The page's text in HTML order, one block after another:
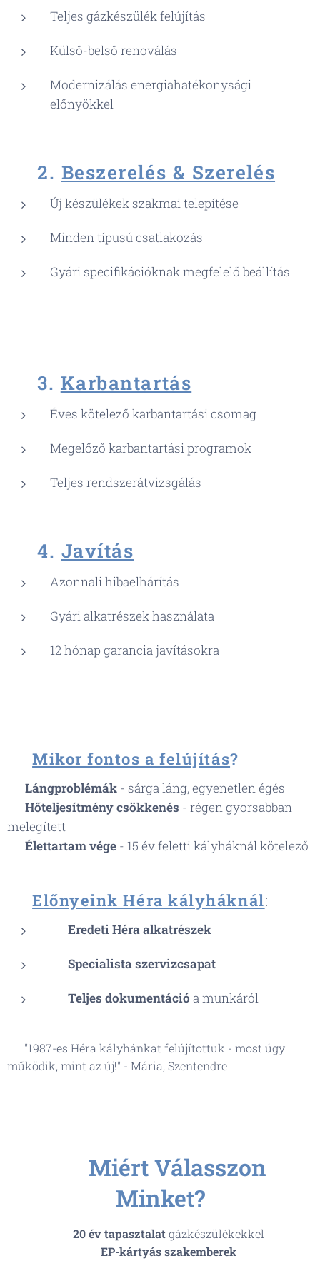
Teljes gázkészülék felújítás
Külső-belső renoválás
Modernizálás energiahatékonysági
előnyökkel
🚚2. Beszerelés & Szerelés
Új készülékek szakmai telepítése
Minden típusú csatlakozás
Gyári specifikációknak megfelelő beállítás
🔍3. Karbantartás
Éves kötelező karbantartási csomag
Megelőző karbantartási programok
Teljes rendszerátvizsgálás
⚡4. Javítás
Azonnali hibaelhárítás
Gyári alkatrészek használata
12 hónap garancia javításokra
🚨Mikor fontos a felújítás?
Lángproblémák - sárga láng, egyenetlen égés
Hőteljesítmény csökkenés - régen gyorsabban
melegített
Élettartam vége - 15 év feletti kályháknál kötelező
💎Előnyeink Héra kályháknál:
Eredeti Héra alkatrészek
Specialista szervizcsapat
Teljes dokumentáció a munkáról
"1987-es Héra kályhánkat felújítottuk - most úgy
működik, mint az új!" - Mária, Szentendre
Miért Válasszon
Minket?
20 év tapasztalat gázkészülékekkel
EP-kártyás szakemberek